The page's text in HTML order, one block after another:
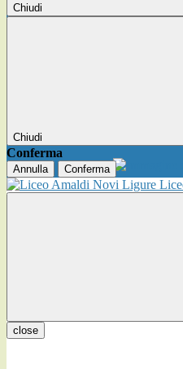
Chiudi
Chiudi
Conferma
Annulla Conferma
close